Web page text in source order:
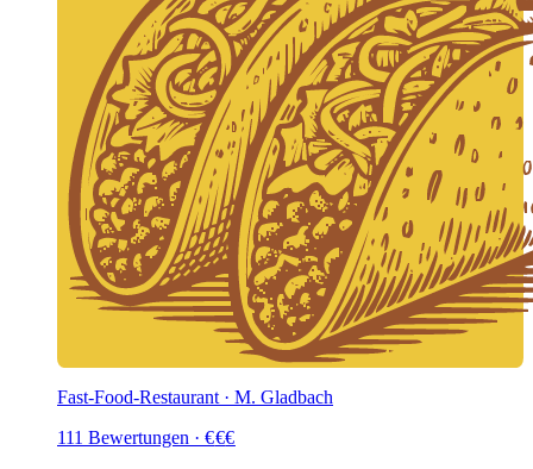
Fast-Food-Restaurant · M. Gladbach
111 Bewertungen · €€€